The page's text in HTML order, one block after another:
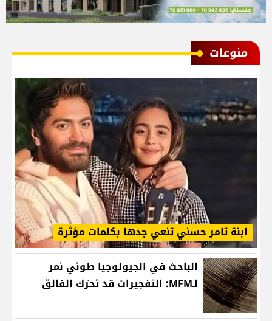
منوعات
ابنة تامر حسني تنعي جدها بكلمات مؤثرة
الباحث في الجيولوجيا طوني نمر
لـMFM: التفجيرات قد تحرّك الفالق